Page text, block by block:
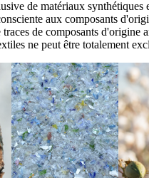
de matériaux synthétiques
aux composants
traces de composants d'origine
ne peut être totalement